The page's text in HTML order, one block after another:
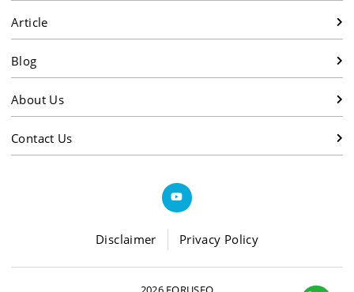
Article
Blog
About Us
Contact Us
Disclaimer Privacy Policy